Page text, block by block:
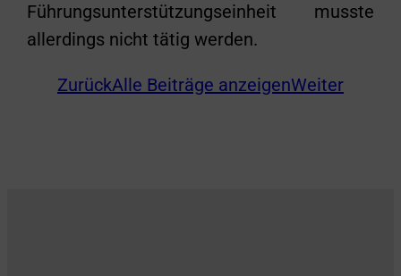
Führungsunterstützungseinheit musste
allerdings nicht tätig werden.
ZurückAlle Beiträge anzeigenWeiter